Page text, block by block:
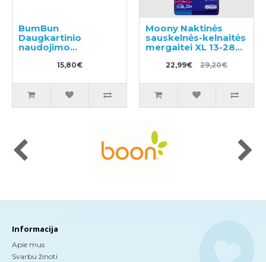
BumBun
Daugkartinio
naudojimo
sauskelnės
plaukimui ir tualeto
15,80€
Moony Naktinės
sauskelnės-kelnaitės
mergaitei XL 13-28kg
22,99€ 29,20€
Informacija
Apie mus
Svarbu žinoti